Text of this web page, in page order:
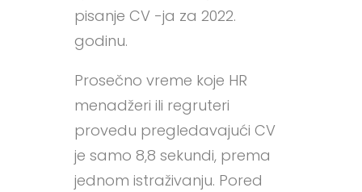
pisanje CV -ja za 2022.
godinu.
Prosečno vreme koje HR
menadžeri ili regruteri
provedu pregledavajući CV
je samo 8,8 sekundi, prema
jednom istraživanju. Pored